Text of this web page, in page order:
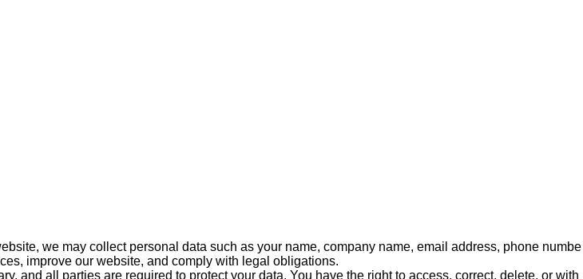
we may collect personal data such as your name, company name, email address, phone numbe
improve our website, and comply with legal obligations.
and all parties are required to protect your data. You have the right to access, correct, delete, or with